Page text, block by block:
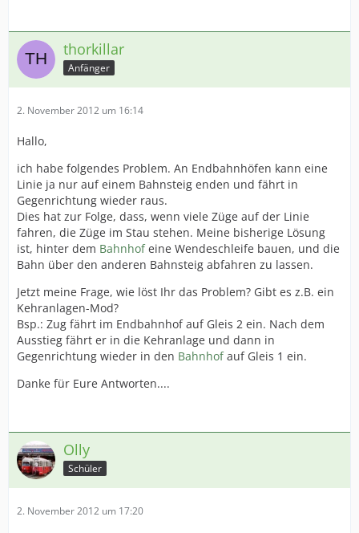
thorkillar
Anfänger
2. November 2012 um 16:14
Hallo,
ich habe folgendes Problem. An Endbahnhöfen kann eine
Linie ja nur auf einem Bahnsteig enden und fährt in
Gegenrichtung wieder raus.
Dies hat zur Folge, dass, wenn viele Züge auf der Linie
fahren, die Züge im Stau stehen. Meine bisherige Lösung
ist, hinter dem Bahnhofeine Wendeschleife bauen, und die
Bahn über den anderen Bahnsteig abfahren zu lassen.
Jetzt meine Frage, wie löst Ihr das Problem? Gibt es z.B. ein
Kehranlagen-Mod?
Bsp.: Zug fährt im Endbahnhof auf Gleis 2 ein. Nach dem
Ausstieg fährt er in die Kehranlage und dann in
Gegenrichtung wieder in den Bahnhofauf Gleis 1 ein.
Danke für Eure Antworten....
Olly
Schüler
2. November 2012 um 17:20